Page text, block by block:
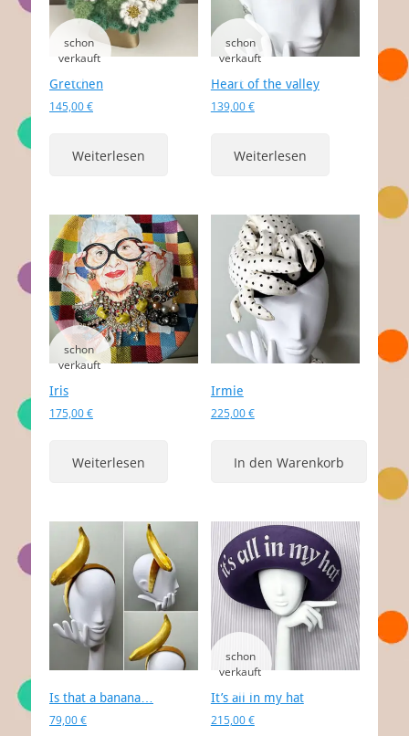
Gretchen
145,00€
Weiterlesen
Heart of the valley
139,00€
Weiterlesen
Iris
175,00€
Weiterlesen
Irmie
225,00€
In den Warenkorb
Is that a banana…
79,00€
It’s all in my hat
215,00€